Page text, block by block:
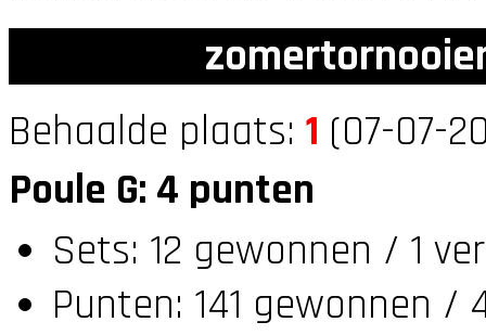
Behaalde plaats: 1 (07-07-
Poule G: 4 punten
Sets: 12 gewonnen / 1
Punten: 141 gewonnen /